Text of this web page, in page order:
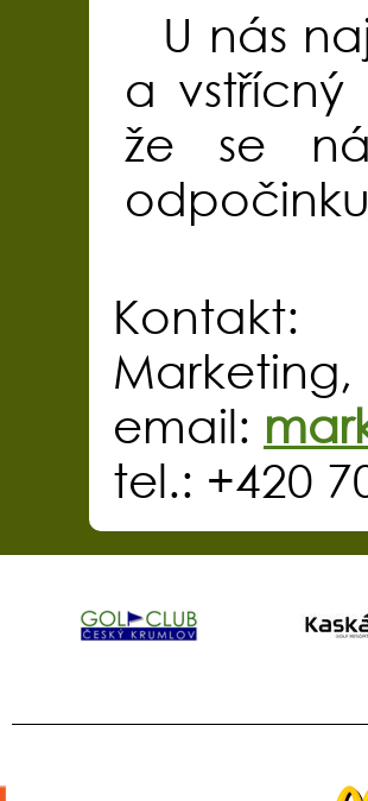
U nás
a vstřícný
že se
Kontakt:
Marketing,
email:
tel.: +420